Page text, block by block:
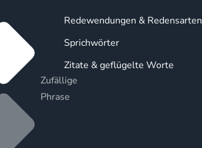
Zufällige
Phrase
Redewendungen & Redensarten
Sprichwörter
Zitate & geflügelte Worte